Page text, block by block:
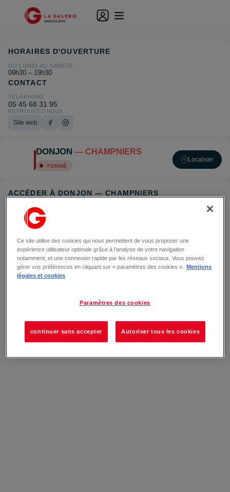
DONJON — CHAMPNIERS
FERMÉ
Localiser
ACCÉDER À DONJON — CHAMPNIERS
HORAIRES D'OUVERTURE
DU LUNDI AU SAMEDI
09h30 – 19h30
CONTACT
TÉLÉPHONE
05 45 68 31 95
RETROUVEZ-NOUS
Site web
Ce site utilise des cookies qui nous permettent de vous proposer une
expérience utilisateur optimale grâce à l’analyse de votre navigation
notamment, et une connexion rapide par les réseaux sociaux. Vous pouvez
gérer vos préférences en cliquant sur « paramètres des cookies ».
Mentions
légales et cookies
Paramètres des cookies
continuer sans accepter Autoriser tous les cookies